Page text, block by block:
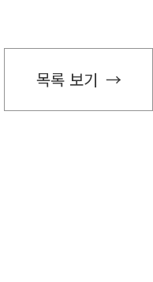
목록 보기